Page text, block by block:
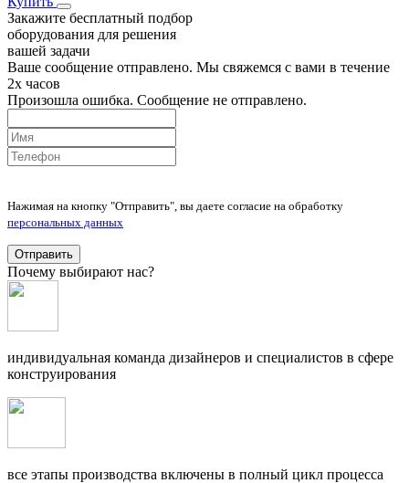
Закажите бесплатный подбор
оборудования для решения
вашей задачи
Ваше сообщение отправлено. Мы свяжемся с вами в течение
2х часов
Произошла ошибка. Сообщение не отправлено.
Нажимая на кнопку "Отправить", вы даете согласие на обработку
персональных данных
Отправить
Почему выбирают нас?
индивидуальная команда дизайнеров и специалистов в сфере
конструирования
все этапы производства включены в полный цикл процесса